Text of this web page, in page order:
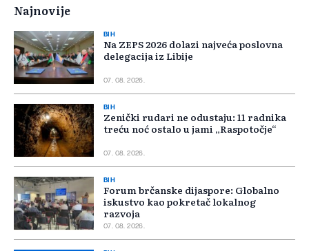
Najnovije
BIH
Na ZEPS 2026 dolazi najveća poslovna
delegacija iz Libije
07. 08. 2026.
BIH
Zenički rudari ne odustaju: 11 radnika
treću noć ostalo u jami „Raspotočje“
07. 08. 2026.
BIH
Forum brčanske dijaspore: Globalno
iskustvo kao pokretač lokalnog
razvoja
07. 08. 2026.